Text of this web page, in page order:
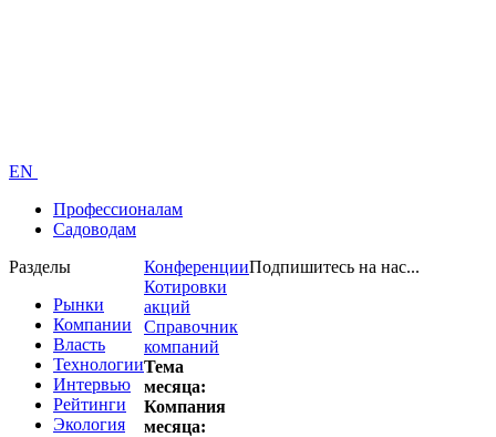
EN
Профессионалам
Садоводам
Разделы
Рынки
Компании
Власть
Технологии
Интервью
Рейтинги
Экология
Конференции
Котировки
акций
Справочник
компаний
Тема
месяца:
Компания
месяца:
Подпишитесь на нас...